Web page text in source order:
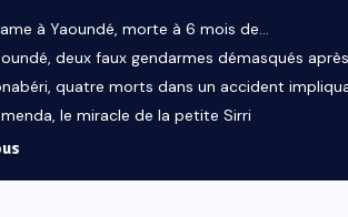
à Yaoundé, morte à 6 mois de...
deux faux gendarmes démasqués
quatre morts dans un accident
le miracle de la petite Sirri